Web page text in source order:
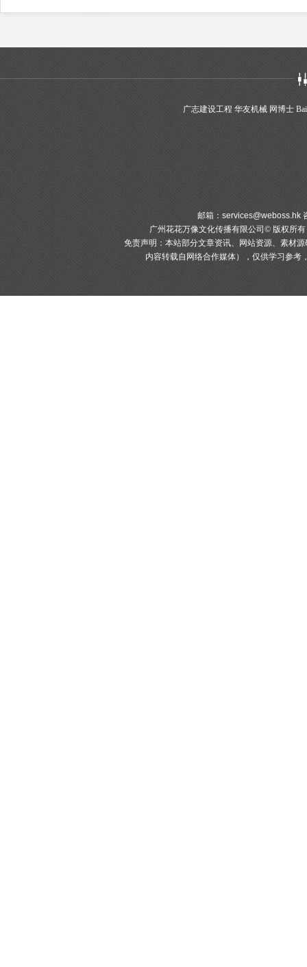
广志建设工程 华友机械 网博士
邮箱： services@weboss.hk
广州花花万像文化传播有限公司© 版权所有
免责声明：本站部分文章资讯、网站资源、素材
内容转载自网络合作媒体），仅供学习参